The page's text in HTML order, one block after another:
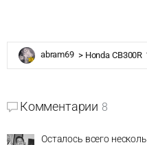
abram69 > Honda CB300R
Комментарии 8
Осталось всего